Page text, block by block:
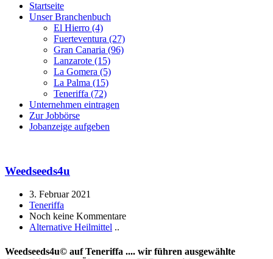
Startseite
Unser Branchenbuch
El Hierro (4)
Fuerteventura (27)
Gran Canaria (96)
Lanzarote (15)
La Gomera (5)
La Palma (15)
Teneriffa (72)
Unternehmen eintragen
Zur Jobbörse
Jobanzeige aufgeben
Weedseeds4u
3. Februar 2021
Teneriffa
Noch keine Kommentare
Alternative Heilmittel ..
Weedseeds4u© auf Teneriffa .... wir führen ausgewählte